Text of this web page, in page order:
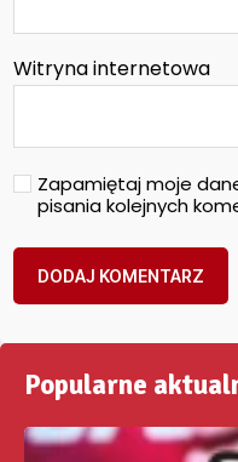
Witryna internetowa
Zapamiętaj moje
pisania kolejnych
Popularne